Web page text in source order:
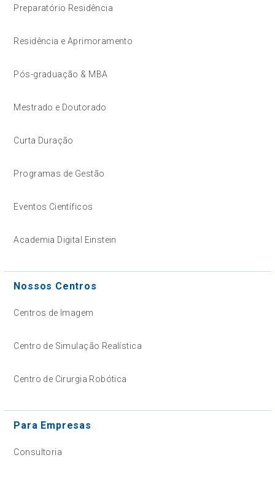
Preparatório Residência
Residência e Aprimoramento
Pós-graduação & MBA
Mestrado e Doutorado
Curta Duração
Programas de Gestão
Eventos Científicos
Academia Digital Einstein
Nossos Centros
Centros de Imagem
Centro de Simulação Realística
Centro de Cirurgia Robótica
Para Empresas
Consultoria